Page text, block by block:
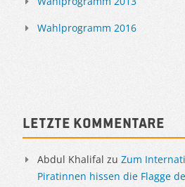
Wahlprogramm 2016
Letzte Kommentare
Abdul Khalifal zu Zum
Piratinnen hissen die Flagge